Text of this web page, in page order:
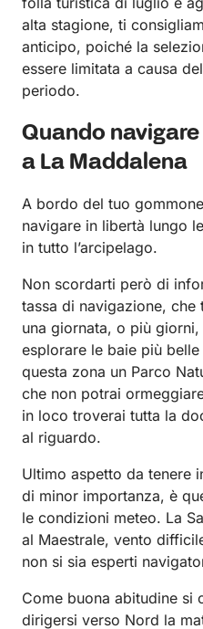
alta stagione, ti
anticipo, poiché la
essere limitata a causa
periodo.
Quando
a La Maddalena
A bordo del tuo
navigare in libertà lungo
in tutto l’arcipelago.
Non scordarti però di
tassa di navigazione,
una giornata, o più
esplorare le baie più
questa zona un Parco
che non potrai
in loco troverai tutta la
al riguardo.
Ultimo aspetto da tenere
di minor importanza, è
le condizioni meteo. La
al Maestrale, vento
non si sia esperti
Come buona abitudine si
dirigersi verso Nord la